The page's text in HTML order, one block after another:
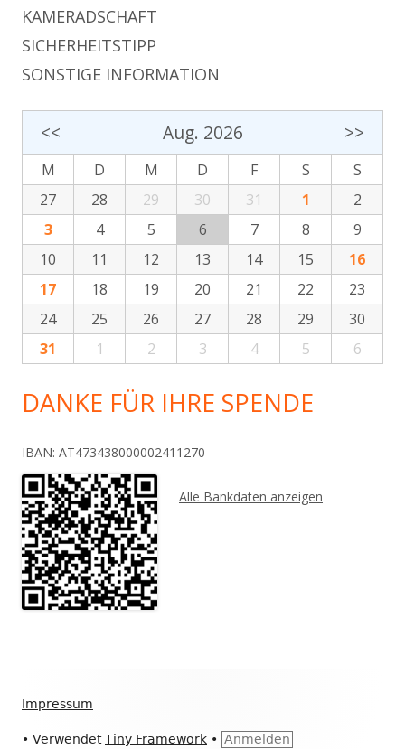
KAMERADSCHAFT
SICHERHEITSTIPP
SONSTIGE INFORMATION
<< Aug. 2026 >>
M D M D F S
S
27
28 29 30 31 1
2
3
4 5 6 7 8
9
10
11 12 13 14 15
16
17
18 19 20 21 22
23
24
25 26 27 28 29
30
31
1 2 3 4 5 6
DANKE FÜR IHRE SPENDE
IBAN: AT473438000002411270
Alle Bankdaten anzeigen
Inhalt
Impressum
• VerwendetTiny Framework • Anmelden